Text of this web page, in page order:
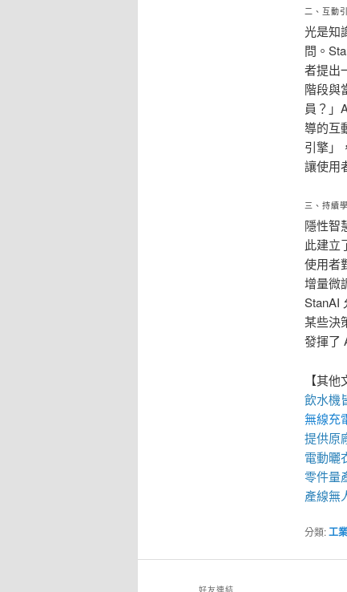
二、互動
光是知
問。
者提出
階段與
員？」
導的互
引擎」
讓使用
三、持續
隱性智
此建立
使用者
增量微
StanAI
某些決
發揮了
【其他
飲水機
無線充
提供原
電動曬
零件量
產線無
分類:工
好友連結